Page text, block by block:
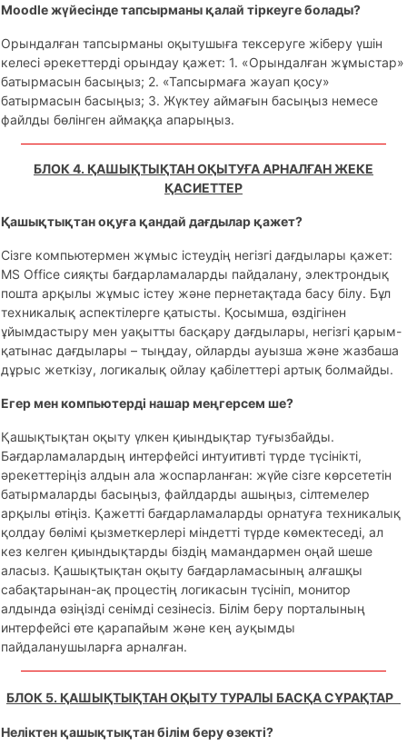
Moodle жүйесінде тапсырманы қалай тіркеуге болады?
Орындалған тапсырманы оқытушыға тексеруге жіберу үшін
келесі әрекеттерді орындау қажет: 1. «Орындалған жұмыстар»
батырмасын басыңыз; 2. «Тапсырмаға жауап қосу»
батырмасын басыңыз; 3. Жүктеу аймағын басыңыз немесе
файлды бөлінген аймаққа апарыңыз.
БЛОК 4. ҚАШЫҚТЫҚТАН ОҚЫТУҒА АРНАЛҒАН ЖЕКЕ
ҚАСИЕТТЕР
Қашықтықтан оқуға қандай дағдылар қажет?
Сізге компьютермен жұмыс істеудің негізгі дағдылары қажет:
MS Office сияқты бағдарламаларды пайдалану, электрондық
пошта арқылы жұмыс істеу және пернетақтада басу білу. Бұл
техникалық аспектілерге қатысты. Қосымша, өздігінен
ұйымдастыру мен уақытты басқару дағдылары, негізгі қарым-
қатынас дағдылары – тыңдау, ойларды ауызша және жазбаша
дұрыс жеткізу, логикалық ойлау қабілеттері артық болмайды.
Егер мен компьютерді нашар меңгерсем ше?
Қашықтықтан оқыту үлкен қиындықтар туғызбайды.
Бағдарламалардың интерфейсі интуитивті түрде түсінікті,
әрекеттеріңіз алдын ала жоспарланған: жүйе сізге көрсететін
батырмаларды басыңыз, файлдарды ашыңыз, сілтемелер
арқылы өтіңіз. Қажетті бағдарламаларды орнатуға техникалық
қолдау бөлімі қызметкерлері міндетті түрде көмектеседі, ал
кез келген қиындықтарды біздің мамандармен оңай шеше
аласыз. Қашықтықтан оқыту бағдарламасының алғашқы
сабақтарынан-ақ процестің логикасын түсініп, монитор
алдында өзіңізді сенімді сезінесіз. Білім беру порталының
интерфейсі өте қарапайым және кең ауқымды
пайдаланушыларға арналған.
БЛОК 5. ҚАШЫҚТЫҚТАН ОҚЫТУ ТУРАЛЫ БАСҚА СҰРАҚТАР
Неліктен қашықтықтан білім беру өзекті?